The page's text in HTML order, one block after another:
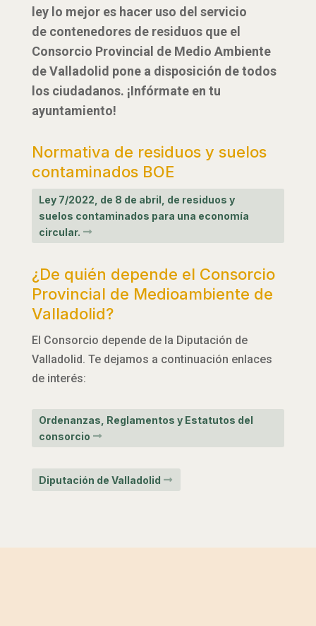
ley lo mejor es hacer uso del servicio
de contenedores de residuos que el
Consorcio Provincial de Medio Ambiente
de Valladolid pone a disposición de todos
los ciudadanos. ¡Infórmate en tu
ayuntamiento!
Normativa de residuos y suelos
contaminados BOE
Ley 7/2022, de 8 de abril, de residuos y
suelos contaminados para una economía
circular.
¿De quién depende el Consorcio
Provincial de Medioambiente de
Valladolid?
El Consorcio depende de la Diputación de
Valladolid. Te dejamos a continuación enlaces
de interés:
Ordenanzas, Reglamentos y Estatutos del
consorcio
Diputación de Valladolid